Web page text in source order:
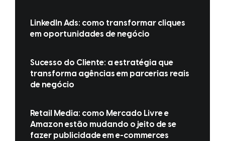
LinkedIn Ads: como transformar cliques
em oportunidades de negócio
Sucesso do Cliente: a estratégia que
transforma agências em parcerias reais
de negócio
Retail Media: como Mercado Livre e
Amazon estão mudando o jeito de se
fazer publicidade em e-commerces